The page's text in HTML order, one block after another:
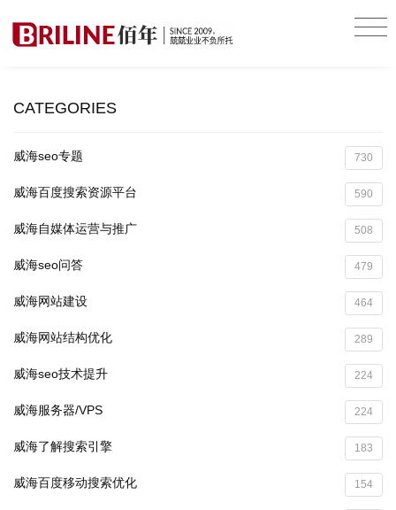
CATEGORIES
威海seo专题 730
威海百度搜索资源平台 590
威海自媒体运营与推广 508
威海seo问答 479
威海网站建设 464
威海网站结构优化 289
威海seo技术提升 224
威海服务器/VPS 224
威海了解搜索引擎 183
威海百度移动搜索优化 154